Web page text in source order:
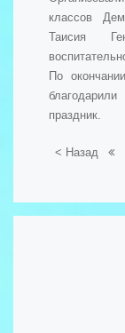
классов
Таисия
По
праздник.
< Назад